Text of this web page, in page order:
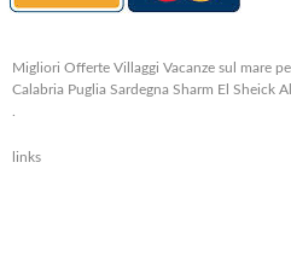
Migliori Offerte Villaggi Vacanze sul mare
Calabria Puglia Sardegna Sharm El Sheick
links